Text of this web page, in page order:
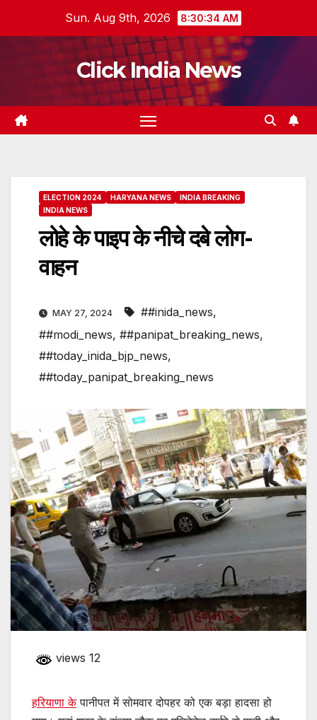
Sun. Aug 9th, 2026 8:30:35 AM
Click India News
ELECTION 2024 HARYANA NEWS
INDIA BREAKING
INDIA NEWS
लोहे के पाइप के नीचे दबे लोग-
वाहन
MAY 27, 2024 ##inida_news,
##modi_news, ##panipat_breaking_news,
##today_inida_bjp_news,
##today_panipat_breaking_news
views 12
हरियाणा केपानीपत में सोमवार दोपहर को एक बड़ा हादसा हो